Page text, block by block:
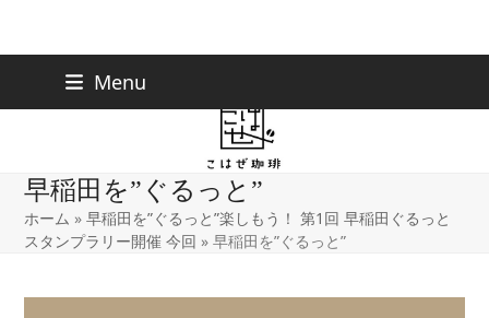
Menu
早稲田を”ぐるっと”
ホーム »早稲田を”ぐるっと”楽しもう！ 第1回 早稲田ぐるっと
スタンプラリー開催 今回 »早稲田を”ぐるっと”